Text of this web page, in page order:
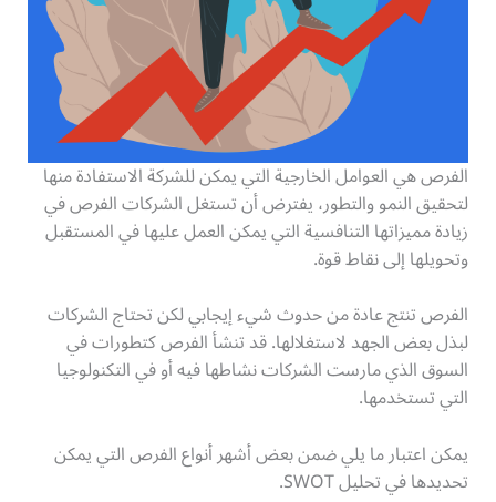
الفرص هي العوامل الخارجية التي يمكن للشركة الاستفادة منها
لتحقيق النمو والتطور، يفترض أن تستغل الشركات الفرص في
زيادة مميزاتها التنافسية التي يمكن العمل عليها في المستقبل
وتحويلها إلى نقاط قوة.
الفرص تنتج عادة من حدوث شيء إيجابي لكن تحتاج الشركات
لبذل بعض الجهد لاستغلالها. قد تنشأ الفرص كتطورات في
السوق الذي مارست الشركات نشاطها فيه أو في التكنولوجيا
التي تستخدمها.
يمكن اعتبار ما يلي ضمن بعض أشهر أنواع الفرص التي يمكن
تحديدها في تحليل SWOT.